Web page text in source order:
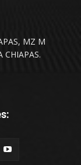
MZ M
CHIAPAS.